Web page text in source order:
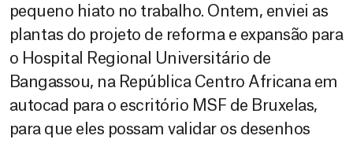
pequeno hiato no trabalho. Ontem, enviei as
plantas do projeto de reforma e expansão para
o Hospital Regional Universitário de
Bangassou, na República Centro Africana em
autocad para o escritório MSF de Bruxelas,
para que eles possam validar os desenhos